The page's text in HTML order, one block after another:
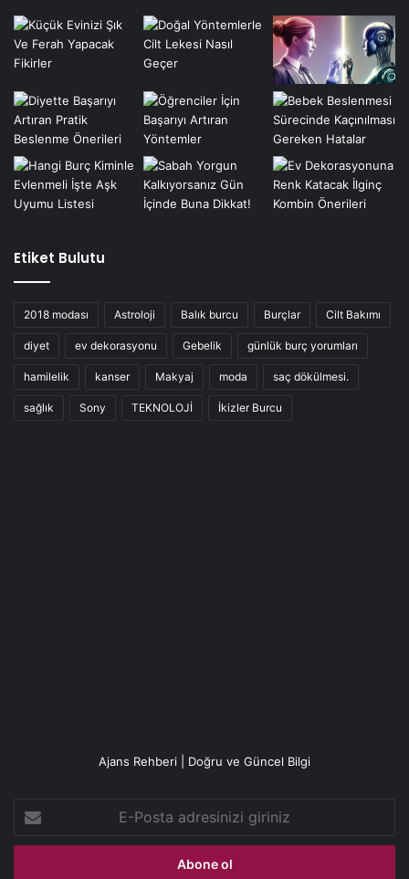
Etiket Bulutu
2018 modası Astroloji Balık burcu Burçlar Cilt Bakımı
diyet ev dekorasyonu Gebelik günlük burç yorumları
hamilelik kanser Makyaj moda saç dökülmesi.
sağlık Sony TEKNOLOJİ İkizler Burcu
Ajans Rehberi | Doğru ve Güncel Bilgi
Posta
adresinizi